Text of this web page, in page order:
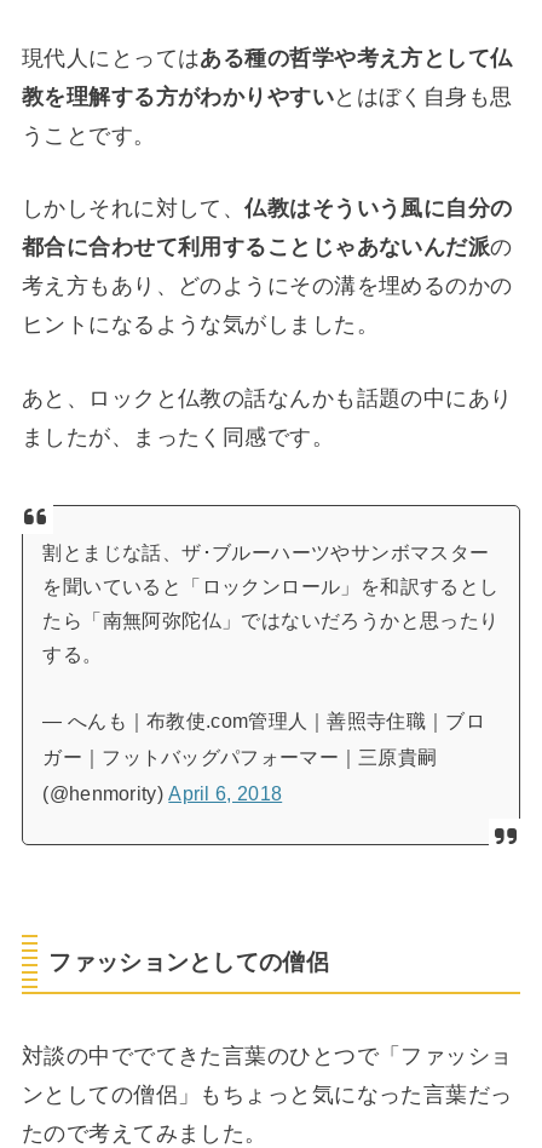
現代人にとってはある種の哲学や考え方として仏
教を理解する方がわかりやすいとはぼく自身も思
うことです。
しかしそれに対して、仏教はそういう風に自分の
都合に合わせて利用することじゃあないんだ派の
考え方もあり、どのようにその溝を埋めるのかの
ヒントになるような気がしました。
あと、ロックと仏教の話なんかも話題の中にあり
ましたが、まったく同感です。
割とまじな話、ザ･ブルーハーツやサンボマスター
を聞いていると「ロックンロール」を和訳するとし
たら「南無阿弥陀仏」ではないだろうかと思ったり
する。
— へんも｜布教使.com管理人｜善照寺住職｜ブロ
ガー｜フットバッグパフォーマー｜三原貴嗣
(@henmority)April 6, 2018
ファッションとしての僧侶
対談の中ででてきた言葉のひとつで「ファッショ
ンとしての僧侶」もちょっと気になった言葉だっ
たので考えてみました。